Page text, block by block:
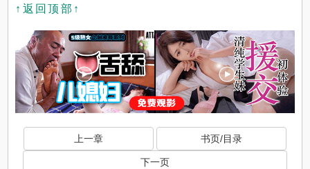
↑返回顶部↑
上一章 书页/目录
下一页